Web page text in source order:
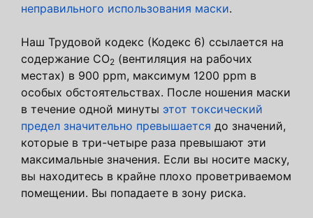
неправильного использования маски.
Наш Трудовой кодекс (Кодекс 6) ссылается на
содержание CO2 (вентиляция на рабочих
местах) в 900 ppm, максимум 1200 ppm в
особых обстоятельствах. После ношения маски
в течение одной минуты этот токсический
предел значительно превышается до значений,
которые в три-четыре раза превышают эти
максимальные значения. Если вы носите маску,
вы находитесь в крайне плохо проветриваемом
помещении. Вы попадаете в зону риска.